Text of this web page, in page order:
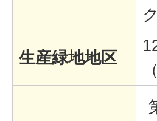
生産緑地地区